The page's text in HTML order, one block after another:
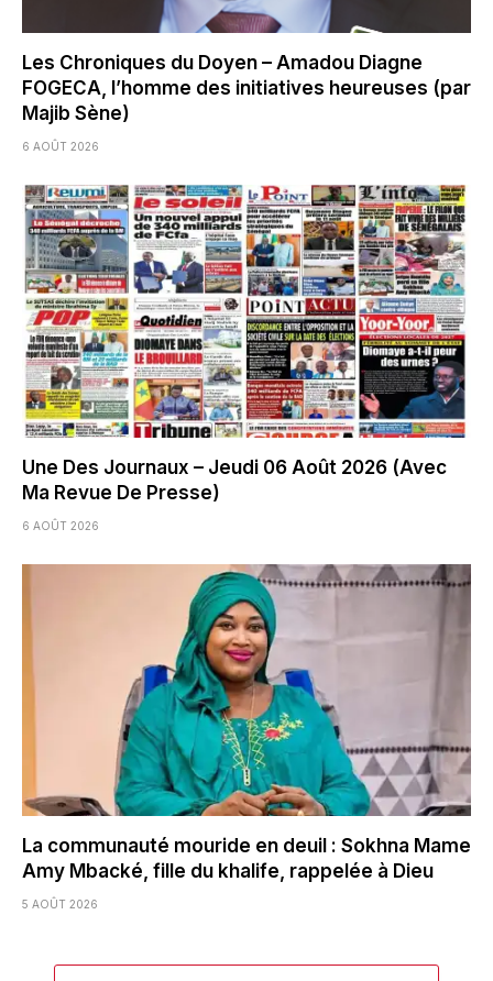
Les Chroniques du Doyen – Amadou Diagne
FOGECA, l’homme des initiatives heureuses (par
Majib Sène)
6 AOÛT 2026
Une Des Journaux – Jeudi 06 Août 2026 (Avec
Ma Revue De Presse)
6 AOÛT 2026
La communauté mouride en deuil : Sokhna Mame
Amy Mbacké, fille du khalife, rappelée à Dieu
5 AOÛT 2026